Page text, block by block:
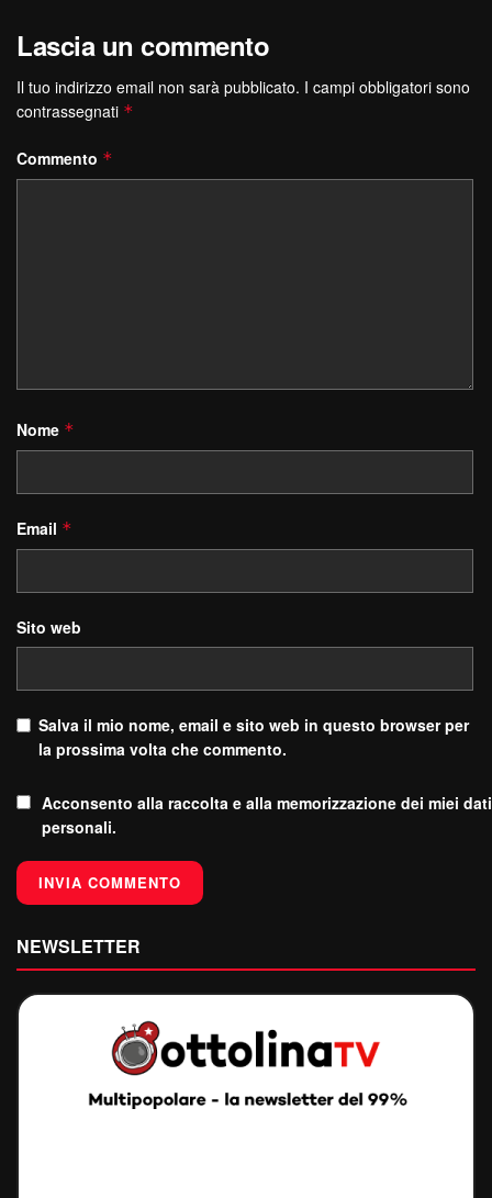
Lascia un commento
Il tuo indirizzo email non sarà pubblicato. I campi obbligatori sono
contrassegnati *
Commento *
Nome *
Email *
Sito web
Salva il mio nome, email e sito web in questo browser per
la prossima volta che commento.
Acconsento alla raccolta e alla memorizzazione dei miei dati
personali.
NEWSLETTER